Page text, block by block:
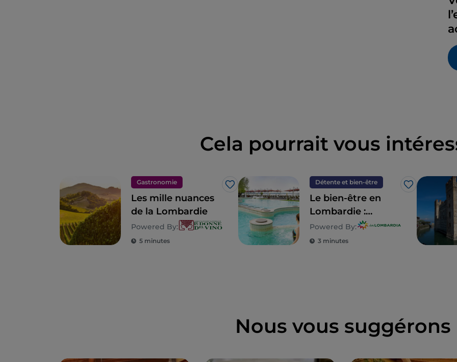
Cela pourrait vous
Gastronomie
J’aime
Les mille nuances
de la Lombardie
Powered By:
5 minutes
Détente et bien-être
J’aime
Le bien-être en
Lombardie :
7 destinations pour
une detox totale
Powered By:
3 minutes
Nous vous suggérons